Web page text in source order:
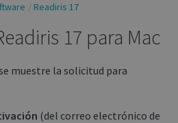
Readiris 17
17 para Mac
muestre la solicitud para
(del correo electrónico de